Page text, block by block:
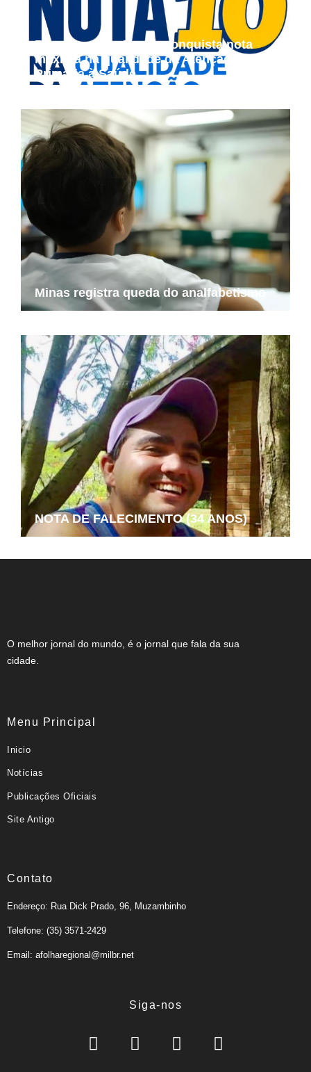
Bom Jesus da Penha conquista nota
máxima na qualidade da Atenção
Primária à Saúde
Minas registra queda do analfabetismo
NOTA DE FALECIMENTO (34 ANOS)
O melhor jornal do mundo, é o jornal que fala da sua
cidade.
Menu Principal
Inicio
Notícias
Publicações Oficiais
Site Antigo
Contato
Endereço: Rua Dick Prado, 96, Muzambinho
Telefone: (35) 3571-2429
Email: afolharegional@milbr.net
Siga-nos